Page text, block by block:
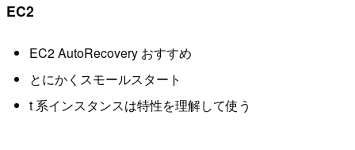
EC2
EC2 AutoRecovery おすすめ
とにかくスモールスタート
t 系インスタンスは特性を理解して使う